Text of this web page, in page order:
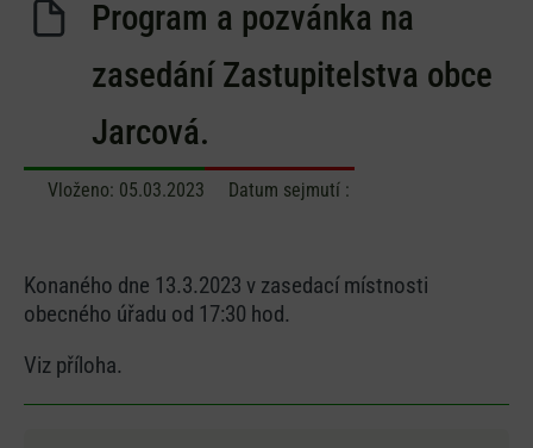
Program a pozvánka na
zasedání Zastupitelstva obce
Jarcová.
Vloženo: 05.03.2023 Datum sejmutí :
Konaného dne 13.3.2023 v zasedací místnosti
obecného úřadu od 17:30 hod.
Viz příloha.